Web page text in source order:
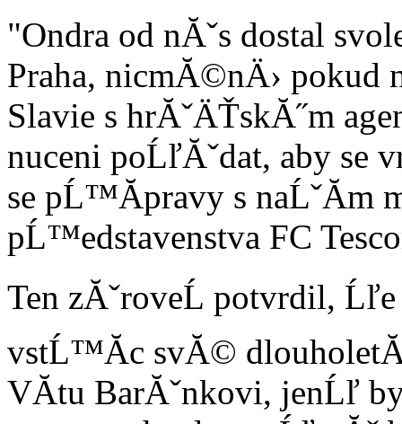
"Ondra od nĂˇs dostal
Praha, nicmĂ©nÄ› pokud
Slavie s hrĂˇÄŤskĂ˝m
nuceni poĹľĂˇdat, aby se
se pĹ™Ă­pravy s naĹˇĂ­m
pĹ™edstavenstva FC
Ten zĂˇroveĹ potvrdil,
vstĹ™Ă­c svĂ©
VĂ­tu BarĂˇnkovi, jenĹľ